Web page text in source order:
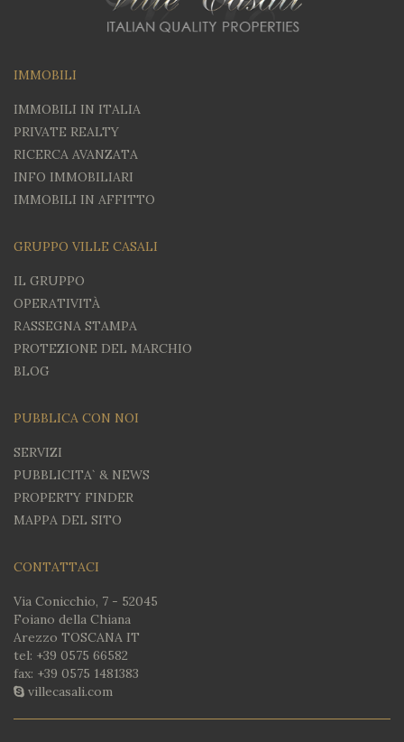
IMMOBILI
IMMOBILI IN ITALIA
PRIVATE REALTY
RICERCA AVANZATA
INFO IMMOBILIARI
IMMOBILI IN AFFITTO
GRUPPO VILLE CASALI
IL GRUPPO
OPERATIVITÀ
RASSEGNA STAMPA
PROTEZIONE DEL MARCHIO
BLOG
PUBBLICA CON NOI
SERVIZI
PUBBLICITA` & NEWS
PROPERTY FINDER
MAPPA DEL SITO
CONTATTACI
Via Conicchio, 7 - 52045
Foiano della Chiana
Arezzo TOSCANA IT
tel: +39 0575 66582
fax: +39 0575 1481383
villecasali.com